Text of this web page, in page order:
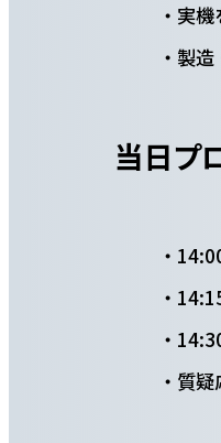
実機
製造
当日プ
質疑